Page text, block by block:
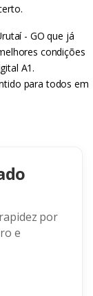
- GO que já
condições
A1.
para todos em
por
e